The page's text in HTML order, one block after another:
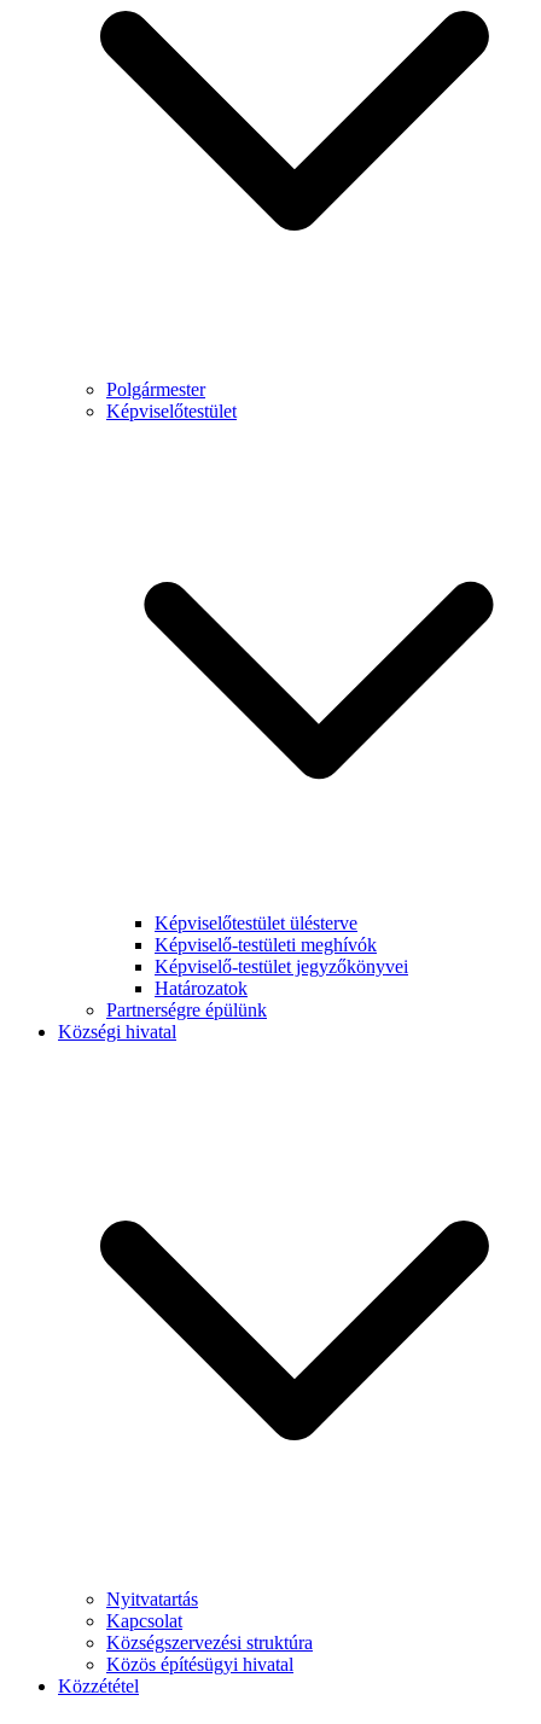
Polgármester
Képviselőtestület
Képviselőtestület ülésterve
Képviselő-testületi meghívók
Képviselő-testület jegyzőkönyvei
Határozatok
Partnerségre épülünk
Községi hivatal
Nyitvatartás
Kapcsolat
Községszervezési struktúra
Közös építésügyi hivatal
Közzététel